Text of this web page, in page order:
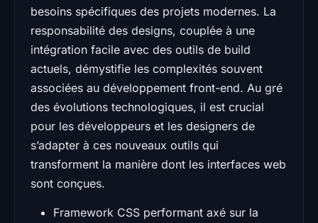
besoins spécifiques des projets modernes. La
responsabilité des designs, couplée à une
intégration facile avec des outils de build
actuels, démystifie les complexités souvent
associées au développement front-end. Au gré
des évolutions technologiques, il est crucial
pour les développeurs et les designers de
s’adapter à ces nouveaux outils qui
transforment la manière dont les interfaces web
sont conçues.
Framework CSS performant axé sur la